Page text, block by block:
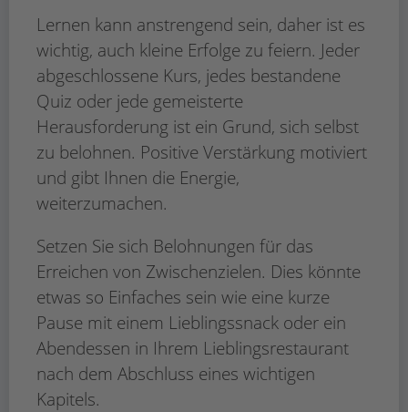
Lernen kann anstrengend sein, daher ist es
wichtig, auch kleine Erfolge zu feiern. Jeder
abgeschlossene Kurs, jedes bestandene
Quiz oder jede gemeisterte
Herausforderung ist ein Grund, sich selbst
zu belohnen. Positive Verstärkung motiviert
und gibt Ihnen die Energie,
weiterzumachen.
Setzen Sie sich Belohnungen für das
Erreichen von Zwischenzielen. Dies könnte
etwas so Einfaches sein wie eine kurze
Pause mit einem Lieblingssnack oder ein
Abendessen in Ihrem Lieblingsrestaurant
nach dem Abschluss eines wichtigen
Kapitels.